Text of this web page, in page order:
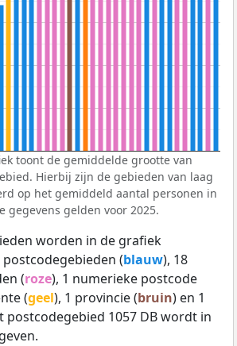
toont de gemiddelde grootte van
Hierbij zijn de gebieden van laag
op het gemiddeld aantal personen in
gegevens gelden voor 2025.
worden in de grafiek
(blauw), 18
(roze), 1 numerieke postcode
(geel), 1 provincie (bruin) en 1
postcodegebied 1057 DB wordt in